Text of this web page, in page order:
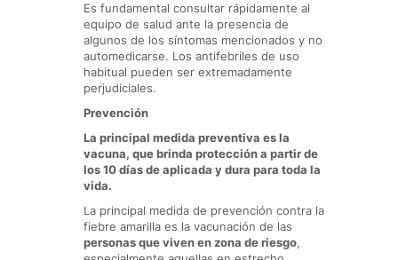
Es fundamental consultar rápidamente al
equipo de salud ante la presencia de
algunos de los síntomas mencionados y no
automedicarse. Los antifebriles de uso
habitual pueden ser extremadamente
perjudiciales.
Prevención
La principal medida preventiva es la
vacuna, que brinda protección a partir de
los 10 días de aplicada y dura para toda la
vida.
La principal medida de prevención contra la
fiebre amarilla es la vacunación de las
personas que viven en zona de riesgo,